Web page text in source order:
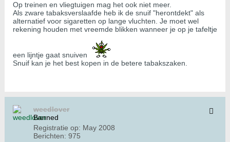
Op treinen en vliegtuigen mag het ook niet meer.
Als zware tabaksverslaafde heb ik de snuif "herontdekt" als
alternatief voor sigaretten op lange vluchten. Je moet wel
rekening houden met vreemde blikken wanneer je op je tafeltje
een lijntje gaat snuiven
Snuif kan je het best kopen in de betere tabakszaken.
weedlover
Banned
Registratie op: May 2008
Berichten: 975